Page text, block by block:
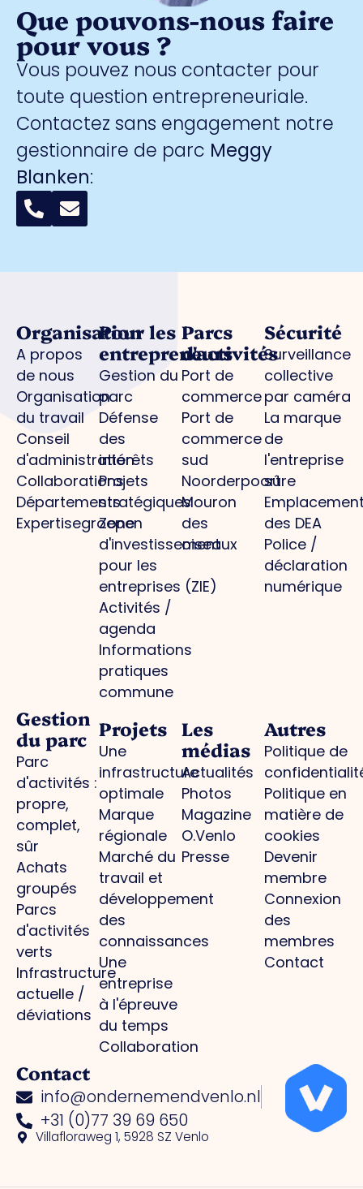
Que pouvons-nous faire
pour vous ?
Vous pouvez nous contacter pour
toute question entrepreneuriale.
Contactez sans engagement notre
gestionnaire de parc Meggy
Blanken:
Organisation
A propos
de nous
Organisation
du travail
Conseil
d'administration
Collaborations
Départements
Expertisegroepen
Pour les
entrepreneurs
Gestion du
parc
Défense
des
intérêts
Projets
stratégiques
Zone
d'investissement
pour les
entreprises (ZIE)
Activités /
agenda
Informations
pratiques
commune
Parcs
d'activités
Port de
commerce
Port de
commerce
sud
Noorderpoort
Mouron
des
oiseaux
Sécurité
Surveillance
collective
par caméra
La marque
de
l'entreprise
sûre
des DEA
Police /
déclaration
numérique
Gestion
du parc
Parc
d'activités :
propre,
complet,
sûr
Achats
groupés
Parcs
d'activités
verts
Infrastructure
actuelle /
déviations
Projets
Une
infrastructure
optimale
Marque
régionale
Marché du
travail et
développement
des
connaissances
Une
entreprise
à l'épreuve
du temps
Collaboration
Les
médias
Actualités
Photos
Magazine
O.Venlo
Presse
Autres
Politique de
Politique en
matière de
cookies
Devenir
membre
Connexion
des
membres
Contact
Contact
info@ondernemendvenlo.nl
+31 (0)77 39 69 650
Villafloraweg 1, 5928 SZ Venlo